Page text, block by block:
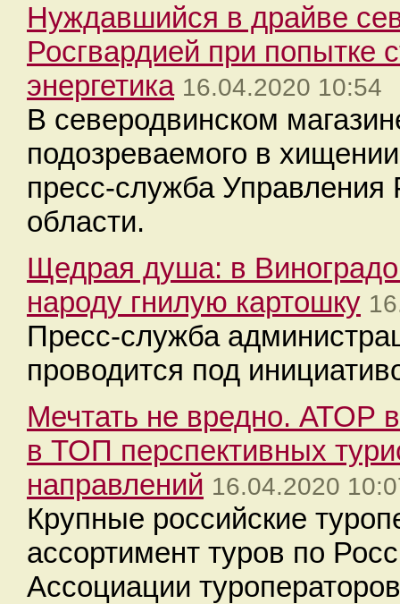
Нуждавшийся в драйве
Росгвардией при попытке
энергетика 16.04.2020 10:54
В северодвинском
подозреваемого в
пресс-служба Управления
области.
Щедрая душа: в
народу гнилую картошку
Пресс-служба
проводится под
Мечтать не вредно. АТОР
в ТОП перспективных
направлений 16.04.2020
Крупные российские
ассортимент туров по
Ассоциации